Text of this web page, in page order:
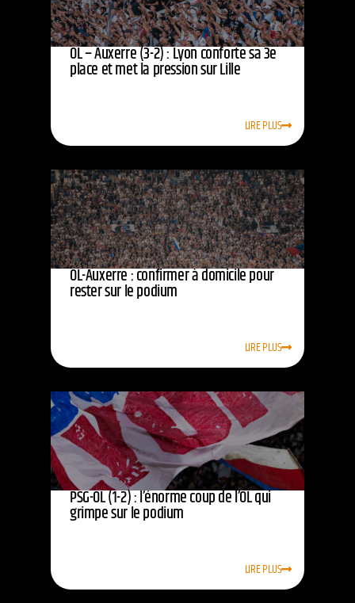
OL – Auxerre (3-2) : Lyon conforte sa 3e
place et met la pression sur Lille
LIRE PLUS
OL-Auxerre : confirmer à domicile pour
rester sur le podium
LIRE PLUS
PSG-OL (1-2) : l’énorme coup de l’OL qui
grimpe sur le podium
LIRE PLUS